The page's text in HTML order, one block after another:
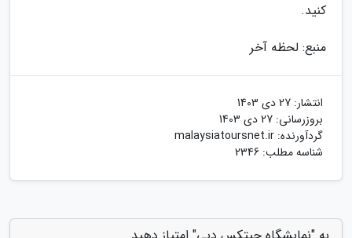
کنید.
منبع: لحظه آخر
انتشار: 27 دی 1403
بروزرسانی: 27 دی 1403
گردآورنده: malaysiatoursnet.ir
شناسه مطلب: 2346